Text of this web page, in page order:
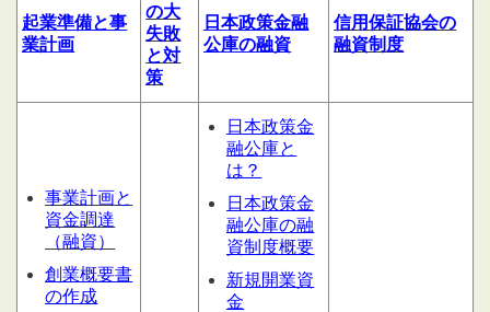
起業準備と事
業計画
の大
失敗
と対
策
日本政策金融
公庫の融資
信用保証協会の
融資制度
事業計画と
資金調達
（融資）
創業概要書
の作成
日本政策金
融公庫と
は？
日本政策金
融公庫の融
資制度概要
新規開業資
金